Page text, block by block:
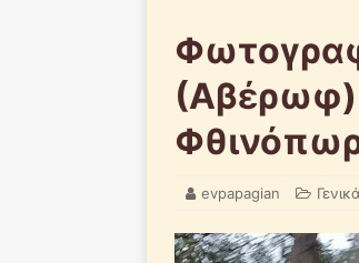
(Αβέρωφ)
evpapagian Γενικά